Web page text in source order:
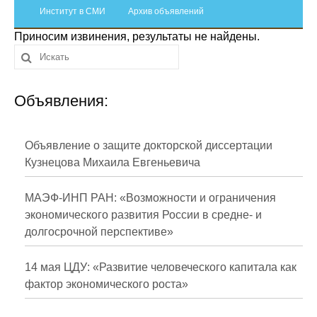
Отчетность
Противодействие коррупции
Материалы для СМИ
Публикации
Научная жизнь
Проблемы прогнозирования
О журнале
Номера журналов
Институт в СМИ Архив объявлений
Приносим извинения, результаты не найдены.
Объявления:
Объявление о защите докторской диссертации
Кузнецова Михаила Евгеньевича
МАЭФ-ИНП РАН: «Возможности и ограничения
экономического развития России в средне- и
долгосрочной перспективе»
14 мая ЦДУ: «Развитие человеческого капитала как
фактор экономического роста»